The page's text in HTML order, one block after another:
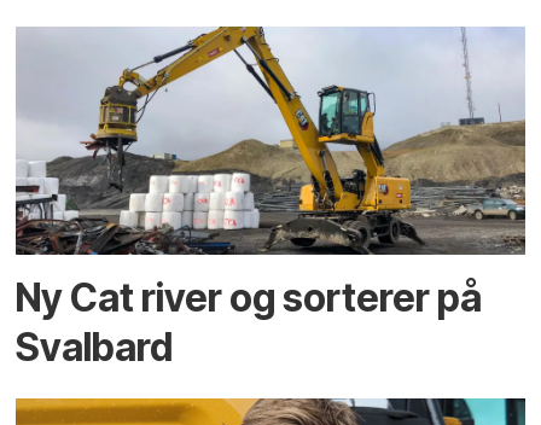
Ny Cat river og sorterer på
Svalbard